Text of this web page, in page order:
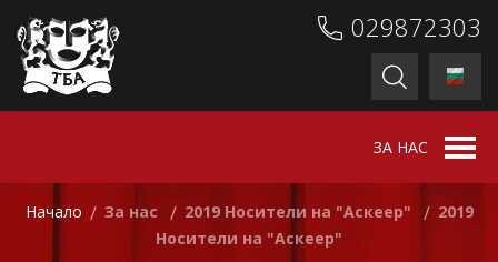
029872303
ЗА НАС
Начало / За нас / 2019 Носители на "Аскеер" / 2019
Носители на "Аскеер"